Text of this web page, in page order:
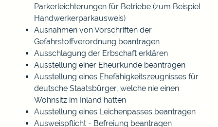
Parkerleichterungen für Betriebe (zum Beispiel
Handwerkerparkausweis)
Ausnahmen von Vorschriften der
Gefahrstoffverordnung beantragen
Ausschlagung der Erbschaft erklären
Ausstellung einer Eheurkunde beantragen
Ausstellung eines Ehefähigkeitszeugnisses für
deutsche Staatsbürger, welche nie einen
Wohnsitz im Inland hatten
Ausstellung eines Leichenpasses beantragen
Ausweispflicht - Befreiung beantragen